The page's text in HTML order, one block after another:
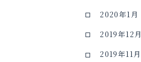
2020年1月
2019年12月
2019年11月